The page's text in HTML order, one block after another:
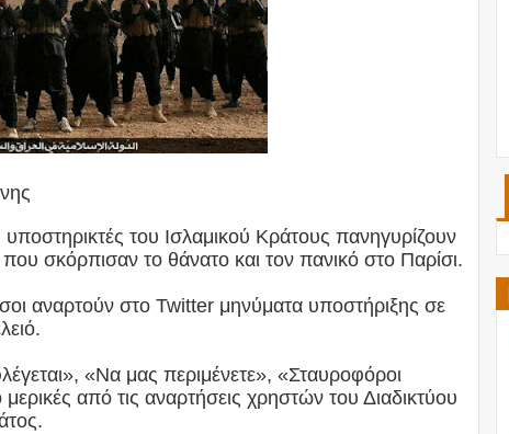
του Ισλαμικού Κράτους πανηγυρίζουν
που σκόρπισαν το θάνατο και τον πανικό στο Παρίσι.
αναρτούν στο Twitter μηνύματα υποστήριξης σε
«Να μας περιμένετε», «Σταυροφόροι
από τις αναρτήσεις χρηστών του Διαδικτύου